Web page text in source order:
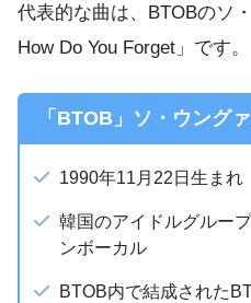
代表的な曲は、BTOBのソ
How Do You Forget」です。
「BTOB」ソ・ウング
1990年11月22日生まれ
韓国のアイドルグルー
ンボーカル
BTOB内で結成された